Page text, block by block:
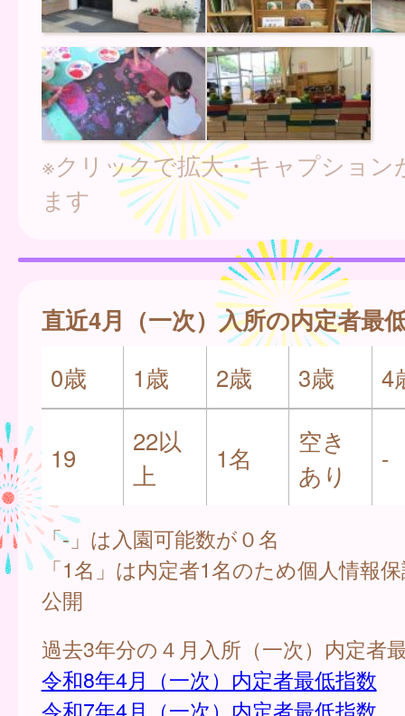
※クリックで拡大・キャプション
ます
直近4月（一次）入所の内定者最
0歳 1歳 2歳 3歳 4
19
22以
上
1名
空き
あり
-
「-」は入園可能数が０名
「1名」は内定者1名のため個人情報
公開
過去3年分の４月入所（一次）内定者
令和8年4月（一次）内定者最低指数